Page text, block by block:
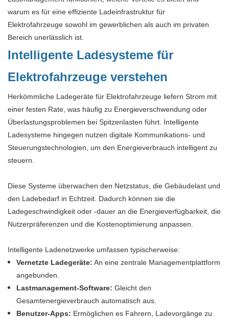
warum es für eine effiziente Ladeinfrastruktur für
Elektrofahrzeuge sowohl im gewerblichen als auch im privaten
Bereich unerlässlich ist.
Intelligente Ladesysteme für
Elektrofahrzeuge verstehen
Herkömmliche Ladegeräte für Elektrofahrzeuge liefern Strom mit
einer festen Rate, was häufig zu Energieverschwendung oder
Überlastungsproblemen bei Spitzenlasten führt. Intelligente
Ladesysteme hingegen nutzen digitale Kommunikations- und
Steuerungstechnologien, um den Energieverbrauch intelligent zu
steuern.
Diese Systeme überwachen den Netzstatus, die Gebäudelast und
den Ladebedarf in Echtzeit. Dadurch können sie die
Ladegeschwindigkeit oder -dauer an die Energieverfügbarkeit, die
Nutzerpräferenzen und die Kostenoptimierung anpassen.
Intelligente Ladenetzwerke umfassen typischerweise:
Vernetzte Ladegeräte: An eine zentrale Managementplattform
angebunden.
Lastmanagement-Software: Gleicht den
Gesamtenergieverbrauch automatisch aus.
Benutzer-Apps: Ermöglichen es Fahrern, Ladevorgänge zu